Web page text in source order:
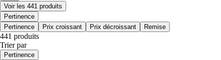
Voir les 441 produits
Pertinence
Pertinence
Prix croissant Prix décroissant Remise
441 produits
Trier par
Pertinence